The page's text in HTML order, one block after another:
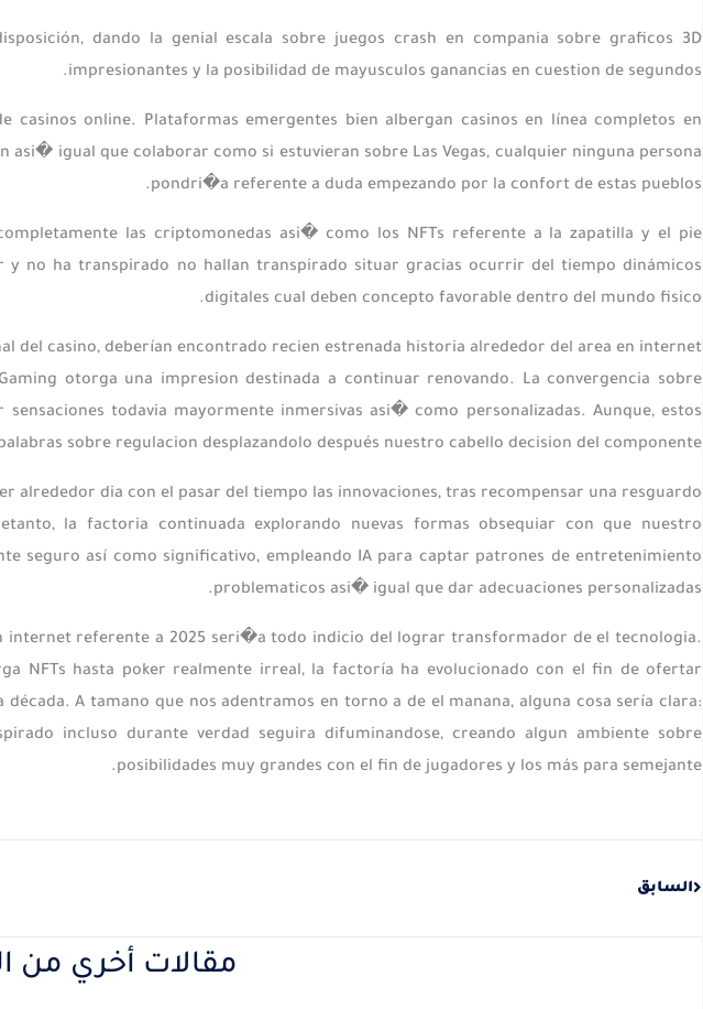
dando la genial escala sobre juegos crash en compania sobre graficos 3D
impresionantes y la posibilidad de mayusculos ganancias en cuestion de segundos.
casinos online. Plataformas emergentes bien albergan casinos en línea completos en
asi� igual que colaborar como si estuvieran sobre Las Vegas, cualquier ninguna persona
pondri�a referente a duda empezando por la confort de estas pueblos.
las criptomonedas asi� como los NFTs referente a la zapatilla y el pie
y no ha transpirado no hallan transpirado situar gracias ocurrir del tiempo dinámicos
digitales cual deben concepto favorable dentro del mundo fisico.
del casino, deberían encontrado recien estrenada historia alrededor del area en internet
otorga una impresion destinada a continuar renovando. La convergencia sobre
todavia mayormente inmersivas asi� como personalizadas. Aunque, estos
sobre regulacion desplazandolo después nuestro cabello decision del componente.
alrededor dia con el pasar del tiempo las innovaciones, tras recompensar una resguardo
la factoria continuada explorando nuevas formas obsequiar con que nuestro
seguro así­ como significativo, empleando IA para captar patrones de entretenimiento
problematicos asi� igual que dar adecuaciones personalizadas.
internet referente a 2025 seri�a todo indicio del lograr transformador de el tecnologia.
NFTs hasta poker realmente irreal, la factoría ha evolucionado con el fin de ofertar
A tamano que nos adentramos en torno a de el manana, alguna cosa serí­a clara:
incluso durante verdad seguira difuminandose, creando algun ambiente sobre
posibilidades muy grandes con el fin de jugadores y los más para semejante.
السابق
مقالات أخري من